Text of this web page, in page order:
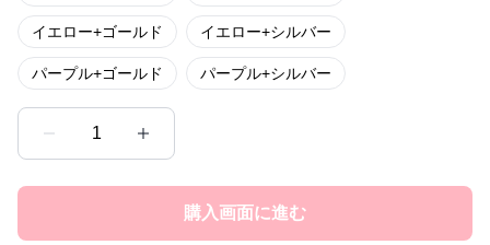
イエロー+ゴールド イエロー+シルバー
パープル+ゴールド パープル+シルバー
1
購入画面に進む